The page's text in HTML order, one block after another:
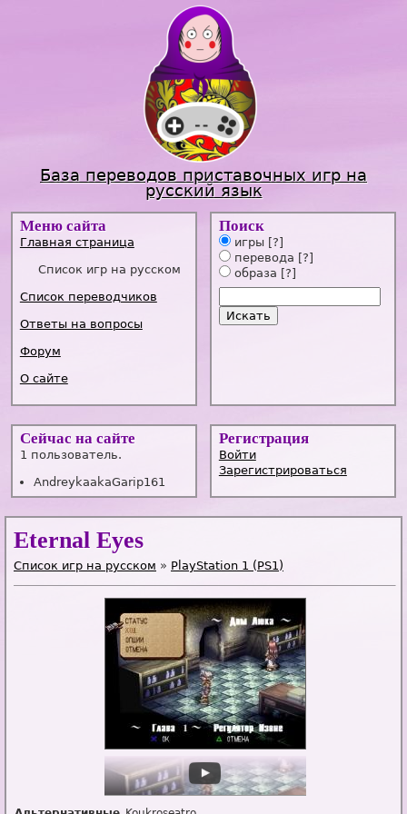
Jump to navigation
База переводов приставочных игр на
русский язык
Меню сайта
Главная страница
Список игр на русском
Список переводчиков
Ответы на вопросы
Форум
О сайте
Поиск
игры [?]
перевода [?]
образа [?]
Сейчас на сайте
1 пользователь.
AndreykaakaGarip161
Регистрация
Войти
Зарегистрироваться
Eternal Eyes
Список игр на русском » PlayStation 1 (PS1)